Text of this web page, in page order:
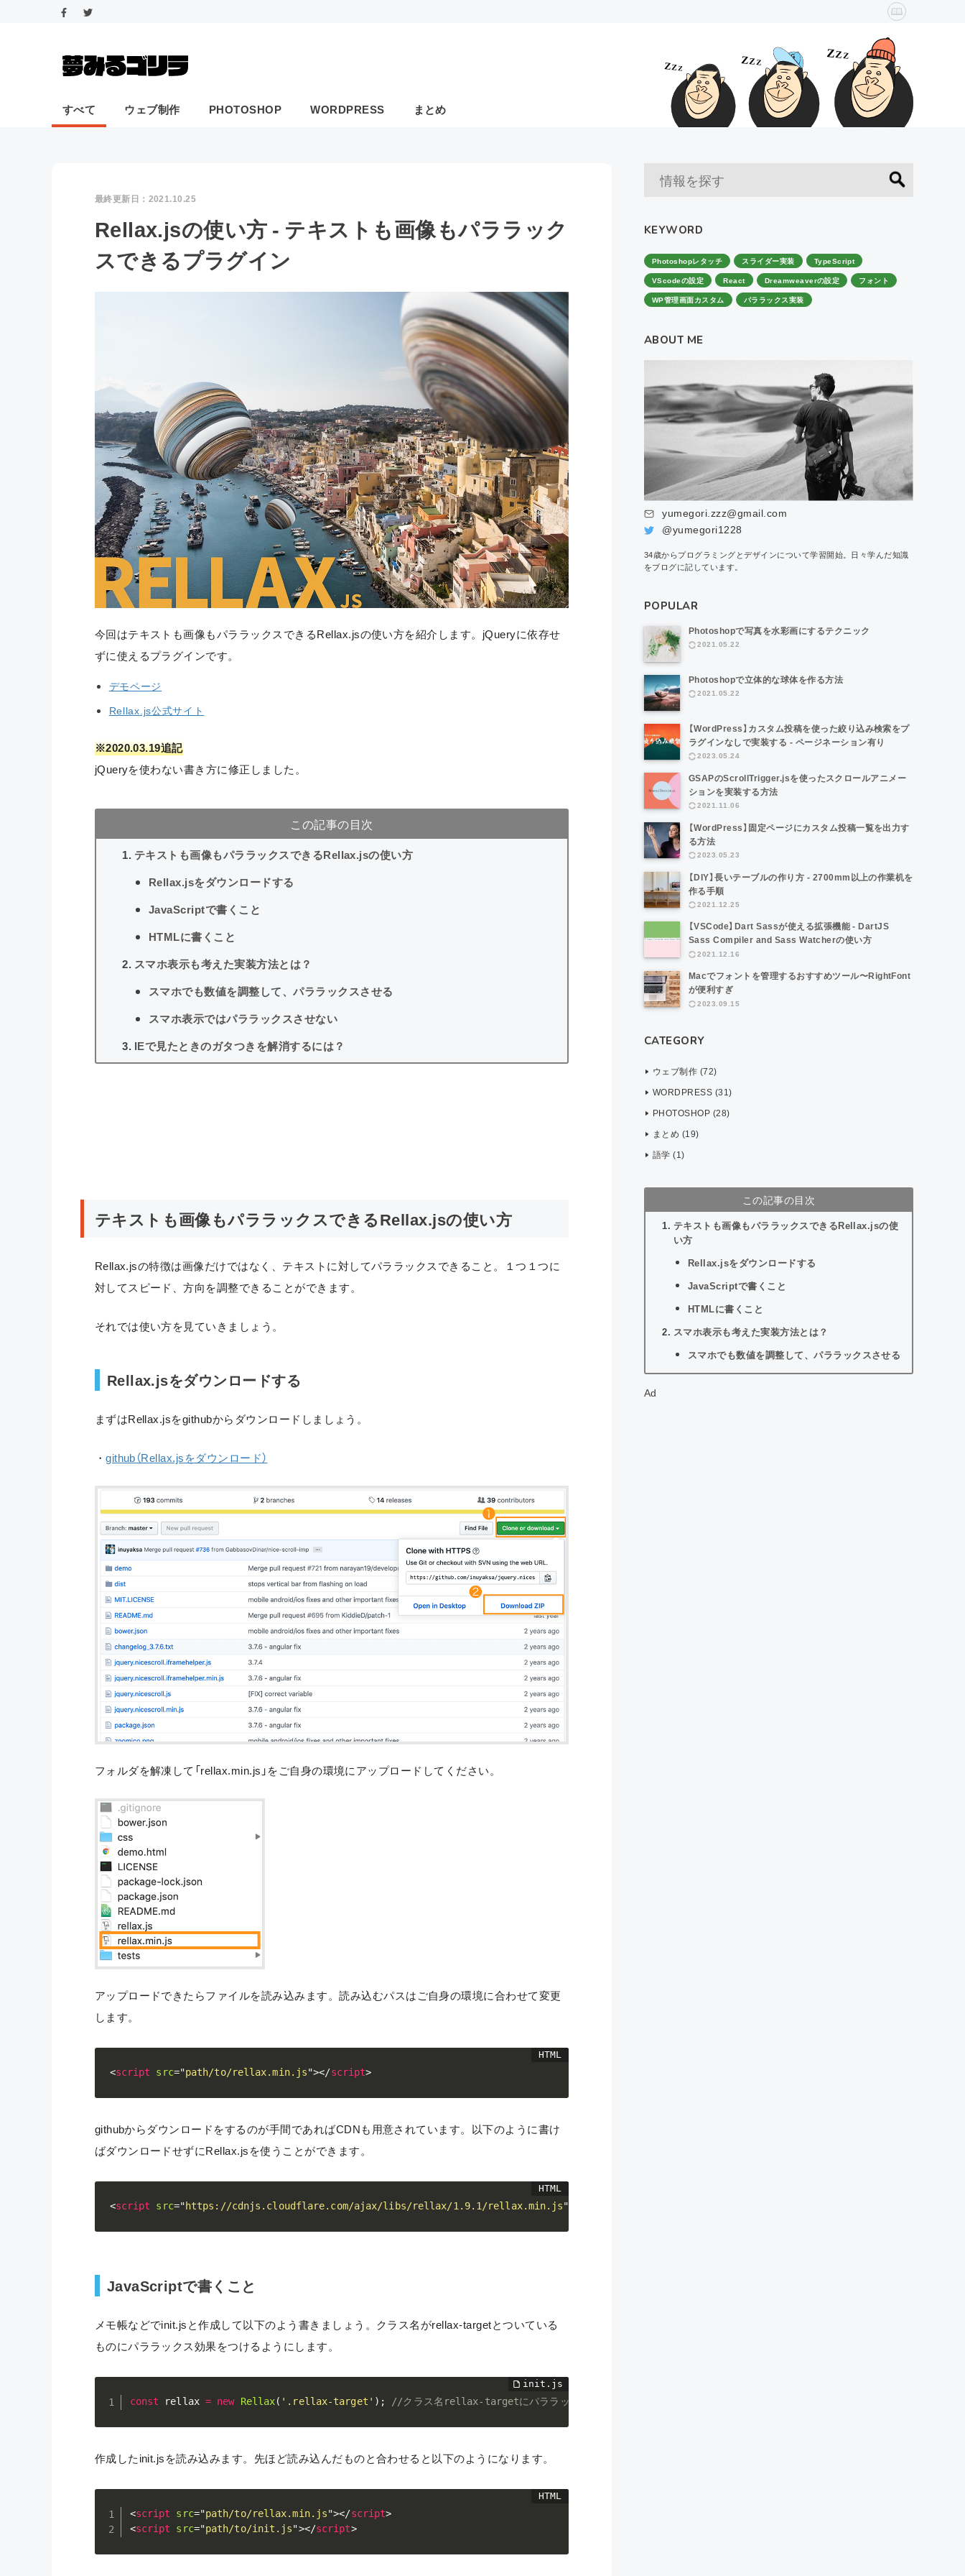
すべて ウェブ制作 PHOTOSHOP WORDPRESS まとめ
最終更新日： 2021.10.25
Rellax.jsの使い方 - テキストも画像もパララック
スできるプラグイン
今回はテキストも画像もパララックスできるRellax.jsの使い方を紹介します。jQueryに依存せ
ずに使えるプラグインです。
デモページ
Rellax.js公式サイト
※2020.03.19追記
jQueryを使わない書き方に修正しました。
この記事の目次
テキストも画像もパララックスできるRellax.jsの使い方
Rellax.jsをダウンロードする
JavaScriptで書くこと
HTMLに書くこと
スマホ表示も考えた実装方法とは？
スマホでも数値を調整して、パララックスさせる
スマホ表示ではパララックスさせない
IEで見たときのガタつきを解消するには？
テキストも画像もパララックスできるRellax.jsの使い方
Rellax.jsの特徴は画像だけではなく、テキストに対してパララックスできること。１つ１つに
対してスピード、方向を調整できることができます。
それでは使い方を見ていきましょう。
Rellax.jsをダウンロードする
まずはRellax.jsをgithubからダウンロードしましょう。
・github（Rellax.jsをダウンロード）
フォルダを解凍して「rellax.min.js」をご自身の環境にアップロードしてください。
アップロードできたらファイルを読み込みます。読み込むパスはご自身の環境に合わせて変更
します。
<script src="path/to/rellax.min.js"></script>
githubからダウンロードをするのが手間であればCDNも用意されています。以下のように書け
ばダウンロードせずにRellax.jsを使うことができます。
<script src="https://cdnjs.cloudflare.com/ajax/libs/rellax/1.9.1/rellax.min.js"
JavaScriptで書くこと
メモ帳などでinit.jsと作成して以下のよう書きましょう。クラス名がrellax-targetとついている
ものにパララックス効果をつけるようにします。
const rellax = new Rellax( '.rellax-target' ) ; //クラス名rellax-targetにパララックス効果
作成したinit.jsを読み込みます。先ほど読み込んだものと合わせると以下のようになります。
<script src="path/to/rellax.min.js"></script>
<script src="path/to/init.js"></script>
KEYWORD
Photoshopレタッチ スライダー実装
TypeScript
VScodeの設定
React Dreamweaverの設定
フォント
WP管理画面カスタム
パララックス実装
ABOUT ME
yumegori.zzz@gmail.com
@yumegori1228
34歳からプログラミングとデザインについて学習開始。日々学んだ知識
をブログに記しています。
POPULAR
Photoshopで写真を水彩画にするテクニック
2021.05.22
Photoshopで立体的な球体を作る方法
2021.05.22
【WordPress】カスタム投稿を使った絞り込み検索をプ
ラグインなしで実装する - ページネーション有り
2023.05.24
GSAPのScrollTrigger.jsを使ったスクロールアニメー
ションを実装する方法
2021.11.06
【WordPress】固定ページにカスタム投稿一覧を出力す
る方法
2023.05.23
【DIY】長いテーブルの作り方 - 2700mm以上の作業机を
作る手順
2021.12.25
【VSCode】Dart Sassが使える拡張機能 - DartJS
Sass Compiler and Sass Watcherの使い方
2021.12.16
Macでフォントを管理するおすすめツール〜RightFont
が便利すぎ
2023.09.15
CATEGORY
ウェブ制作 (72)
WORDPRESS (31)
PHOTOSHOP (28)
まとめ (19)
語学 (1)
この記事の目次
テキストも画像もパララックスできるRellax.jsの使
い方
Rellax.jsをダウンロードする
JavaScriptで書くこと
HTMLに書くこと
スマホ表示も考えた実装方法とは？
スマホでも数値を調整して、パララックスさせる
スマホ表示ではパララックスさせない
Ad